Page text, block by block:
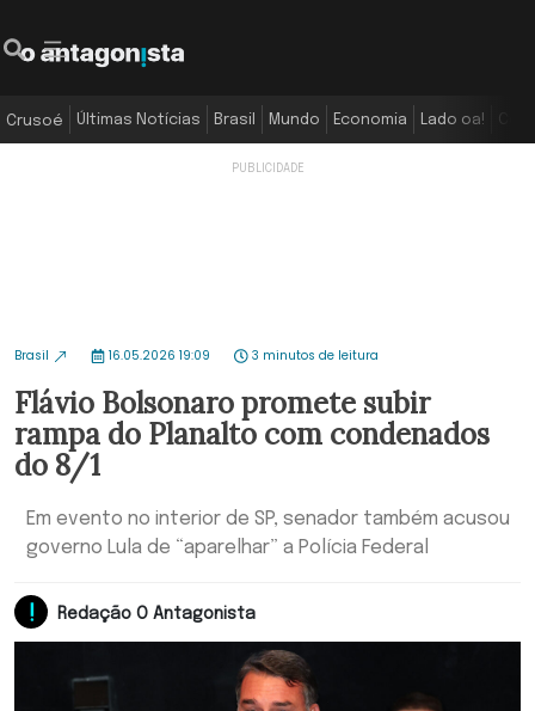
Crusoé Últimas Notícias Brasil Mundo Economia Lado oa!
Brasil 16.05.2026 19:09 3 minutos de leitura
Flávio Bolsonaro promete subir
rampa do Planalto com condenados
do 8/1
Em evento no interior de SP, senador também acusou
governo Lula de “aparelhar” a Polícia Federal
Redação O Antagonista